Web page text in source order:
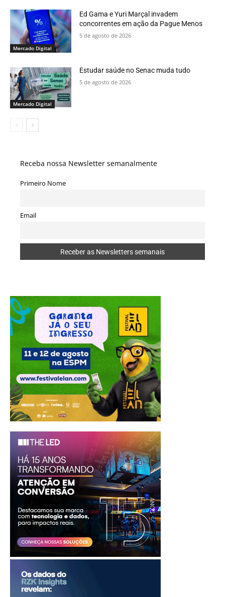
Mercado Digital
Ed Gama e Yuri Marçal invadem
concorrentes em ação da Pague Menos
5 de agosto de 2026
Mercado Digital
Estudar saúde no Senac muda tudo
5 de agosto de 2026
Receba nossa Newsletter semanalmente
Primeiro Nome
Email